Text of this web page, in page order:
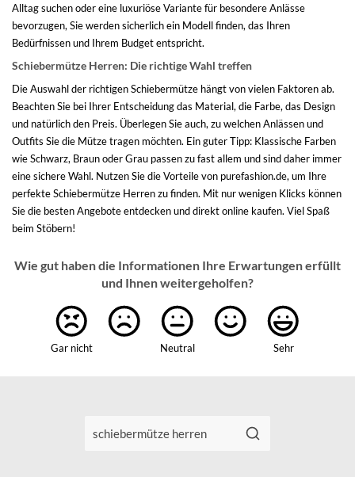
Alltag suchen oder eine luxuriöse Variante für besondere Anlässe
bevorzugen, Sie werden sicherlich ein Modell finden, das Ihren
Bedürfnissen und Ihrem Budget entspricht.
Schiebermütze Herren: Die richtige Wahl treffen
Die Auswahl der richtigen Schiebermütze hängt von vielen Faktoren ab.
Beachten Sie bei Ihrer Entscheidung das Material, die Farbe, das Design
und natürlich den Preis. Überlegen Sie auch, zu welchen Anlässen und
Outfits Sie die Mütze tragen möchten. Ein guter Tipp: Klassische Farben
wie Schwarz, Braun oder Grau passen zu fast allem und sind daher immer
eine sichere Wahl. Nutzen Sie die Vorteile von purefashion.de, um Ihre
perfekte Schiebermütze Herren zu finden. Mit nur wenigen Klicks können
Sie die besten Angebote entdecken und direkt online kaufen. Viel Spaß
beim Stöbern!
Wie gut haben die Informationen Ihre Erwartungen erfüllt
und Ihnen weitergeholfen?
Gar nicht Neutral Sehr